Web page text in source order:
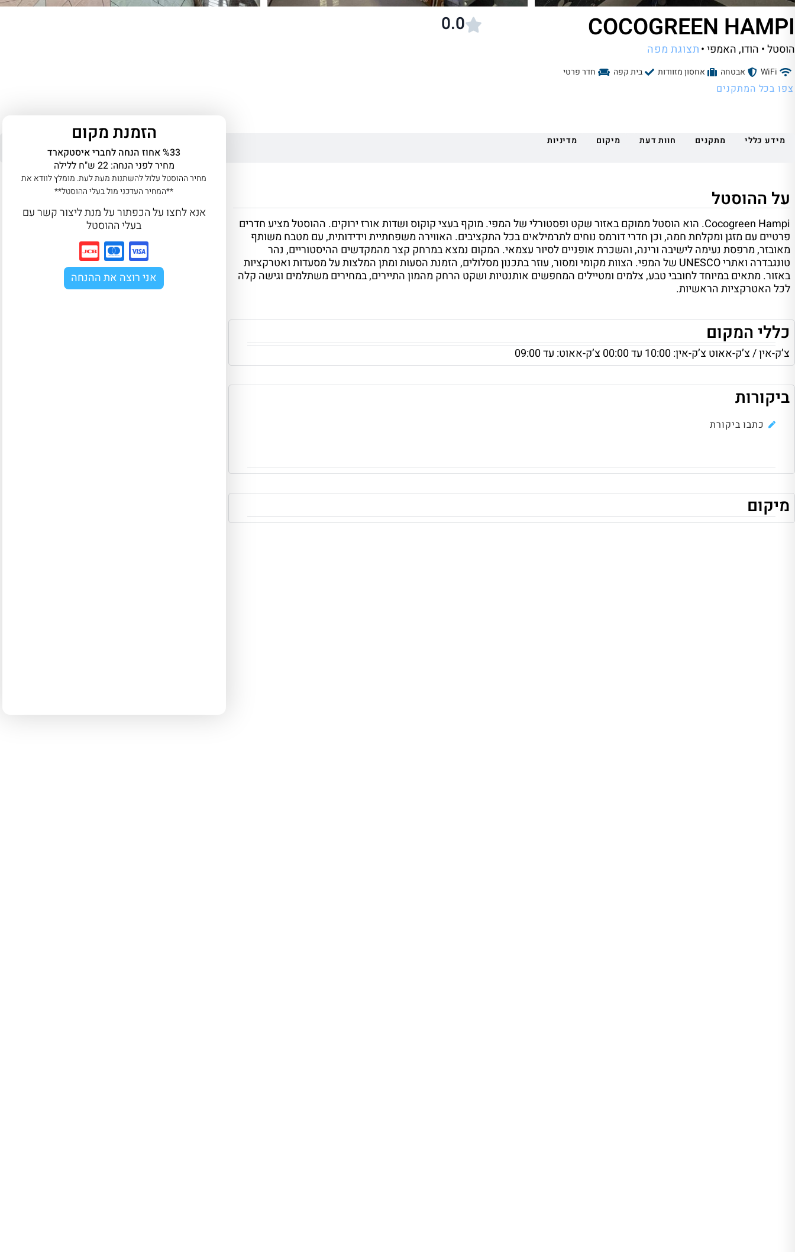
COCOGREEN HAMPI
0.0
הוסטל • הודו, האמפי •תצוגת מפה
WiFi אבטחה אחסון מזוודות בית קפה חדר פרטי
צפו בכל המתקנים
מידע כללי מתקנים חוות דעת מיקום מדיניות
על ההוסטל
Cocogreen Hampi. הוא הוסטל ממוקם באזור שקט ופסטורלי של המפי. מוקף בעצי קוקוס ושדות אורז ירוקים. ההוסטל מציע חדרים
פרטיים עם מזגן ומקלחת חמה, וכן חדרי דורמס נוחים לתרמילאים בכל התקציבים. האווירה משפחתיית וידידותית, עם מטבח משותף
מאובזר, מרפסת נעימה לישיבה ורינה, והשכרת אופניים לסיור עצמאי. המקום נמצא במרחק קצר מהמקדשים ההיסטוריים, נהר
טונגבדרה ואתרי UNESCO של המפי. הצוות מקומי ומסור, עוזר בתכנון מסלולים, הזמנת הסעות ומתן המלצות על מסעדות ואטרקציות
באזור. מתאים במיוחד לחובבי טבע, צלמים ומטיילים המחפשים אותנטיות ושקט הרחק מהמון התיירים, במחירים משתלמים וגישה קלה
לכל האטרקציות הראשיות.
כללי המקום
צ’ק-אין / צ’ק-אאוט צ’ק-אין: 10:00 עד 00:00 צ’ק-אאוט: עד 09:00
ביקורות
כתבו ביקורת
מיקום
הזמנת מקום
%33 אחוז הנחה לחברי איסטקארד
מחיר לפני הנחה: 22 ש"ח ללילה
מחיר ההוסטל עלול להשתנות מעת לעת. מומלץ לוודא את
**המחיר העדכני מול בעלי ההוסטל**
אנא לחצו על הכפתור על מנת ליצור קשר עם
בעלי ההוסטל
אני רוצה את ההנחה